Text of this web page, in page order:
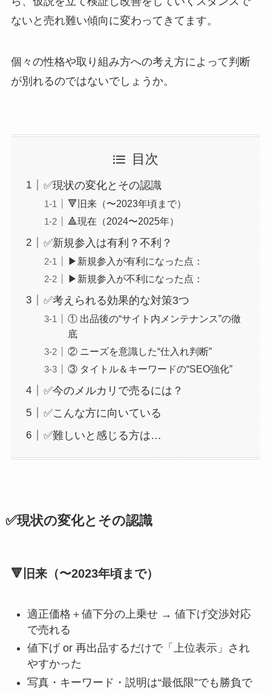
ないと売れ難い傾向に変わってきてます。
個々の性格や取り組み方への考え方によって判断
が別れるのではないでしょうか。
目次
✅現状の変化とその認識
🔻旧来（〜2023年頃まで）
🔺現在（2024〜2025年）
✅新規参入は有利？不利？
▶新規参入が有利になった点：
▶新規参入が不利になった点：
✅考えられる効果的な対策3つ
① 出品後の“サイト内メンテナンス”の徹
底
② ニーズを意識した“仕入れ判断”
③ タイトル＆キーワードの“SEO強化”
✅今のメルカリで売るには？
✅こんな方に向いている
✅難しいと感じる方は…
✅現状の変化とその認識
🔻旧来（〜2023年頃まで）
適正価格＋値下分の上乗せ → 値下げ交渉対応
で売れる
値下げ or 再出品するだけで「上位表示」され
やすかった
写真・キーワード・説明は“最低限”でも勝負で